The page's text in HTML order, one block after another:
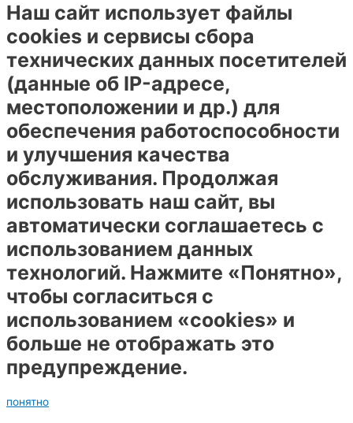
Наш сайт использует файлы
cookies и сервисы сбора
технических данных посетителей
(данные об IP-адресе,
местоположении и др.) для
обеспечения работоспособности
и улучшения качества
обслуживания. Продолжая
использовать наш сайт, вы
автоматически соглашаетесь с
использованием данных
технологий. Нажмите «Понятно»,
чтобы согласиться с
использованием «cookies» и
больше не отображать это
предупреждение.
понятно